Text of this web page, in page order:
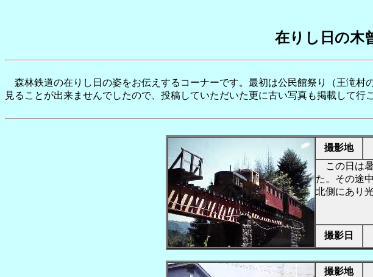
在りし日の木
森林鉄道の在りし日の姿をお伝えするコーナーです。最初は公民館祭り（王滝
見ることが出来ませんでしたので、投稿していただいた更に古い写真も掲載して行
撮影地
この日は暑
た。その途
北側にあり
撮影日
撮影地